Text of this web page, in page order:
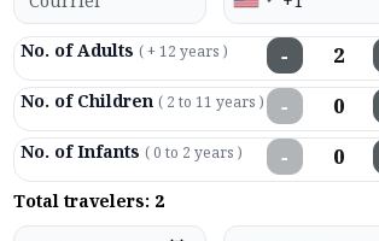
No. of Adults ( + 12 years ) −
No. of Children ( 2 to 11 years ) −
No. of Infants ( 0 to 2 years ) −
Total travelers: 2